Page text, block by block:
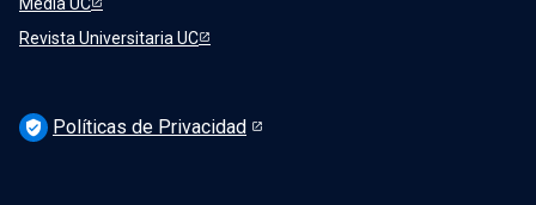
Revista Universitaria UC
verified_user Políticas de Privacidad